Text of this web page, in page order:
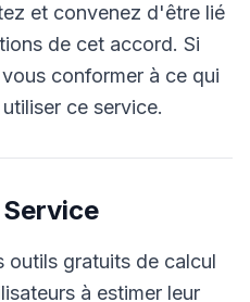
et convenez d'être lié
de cet accord. Si
conformer à ce qui
ce service.
outils gratuits de calcul
à estimer leur